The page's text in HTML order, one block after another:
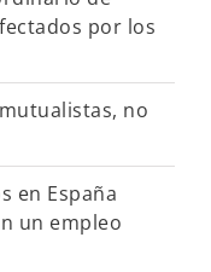
por los
no
en España
un empleo